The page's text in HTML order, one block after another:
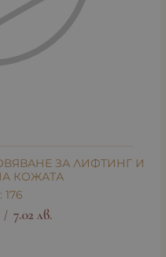
ЗА ЛИФТИНГ И
КОЖАТА
/ 7.02 лв.